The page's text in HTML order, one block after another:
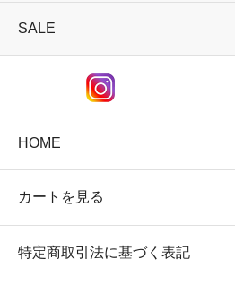
SALE
HOME
カートを見る
特定商取引法に基づく表記